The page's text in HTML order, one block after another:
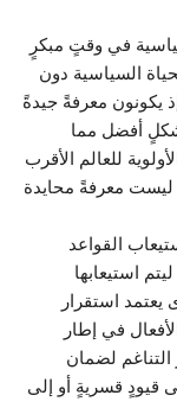
في وقتٍ مبكرٍ
السياسية دون
يكونون معرفةً جيدةً
أفضل مما
للعالم الأقرب
معرفةً محايدة
القواعد
استيعابها
يعتمد استقرار
في إطار
التناغم لضمان
قيودٍ قسريةٍ أو إلى